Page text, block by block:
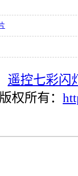
遥控七彩闪
版权所有：